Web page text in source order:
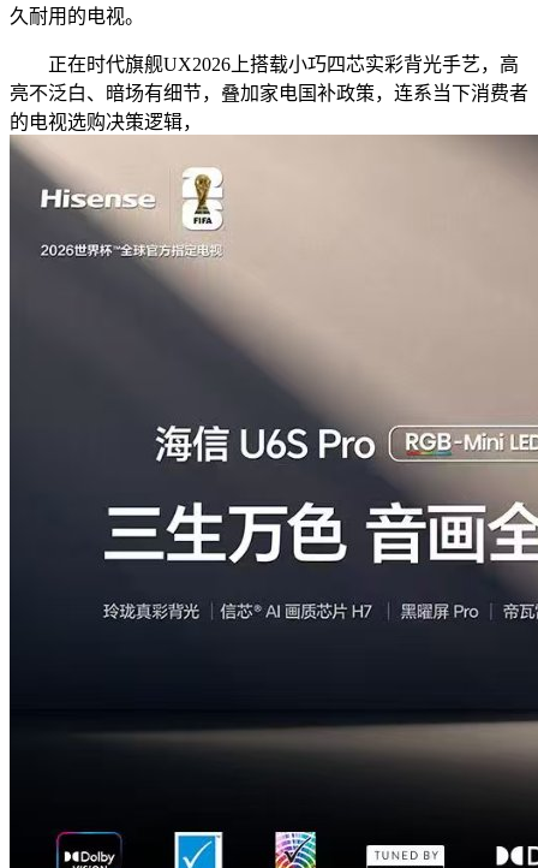
久耐用的电视。
正在时代旗舰UX2026上搭载小巧四芯实彩背光手艺，高
亮不泛白、暗场有细节，叠加家电国补政策，连系当下消费者
的电视选购决策逻辑，